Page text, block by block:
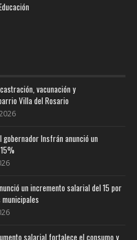
vacunación y
Villa del Rosario
Insfrán anunció un
un incremento salarial del 15 por
salarial fortalece el consumo y